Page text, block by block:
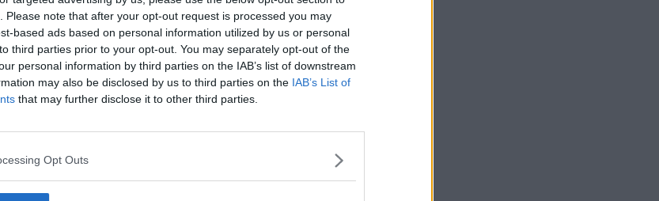
Please note that after your opt-out request is processed you may
based ads based on personal information utilized by us or personal
third parties prior to your opt-out. You may separately opt-out of the
personal information by third parties on the IAB’s list of downstream
may also be disclosed by us to third parties on the IAB’s List of
that may further disclose it to other third parties.
Opt Outs
glädje kör över barn: IDF.
Verkar vara väletablerad. Men påstår att han jagas av båda tyska
och islamkritiker.